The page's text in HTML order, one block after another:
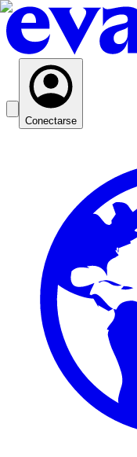
Conectarse